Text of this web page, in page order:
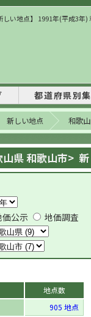
しい地点】 1991年(平成3年
都道府県別
新しい地点 和歌
県 和歌山市>
価公示
地価調査
地点数
905 地点